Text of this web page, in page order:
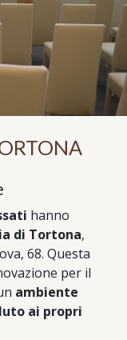
hanno
di Tortona,
68. Questa
per il
ambiente
ai propri